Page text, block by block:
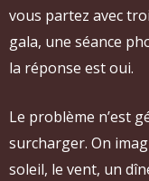
vous partez avec
gala, une séance
la réponse est oui.
Le problème n’est
surcharger. On
soleil, le vent, un